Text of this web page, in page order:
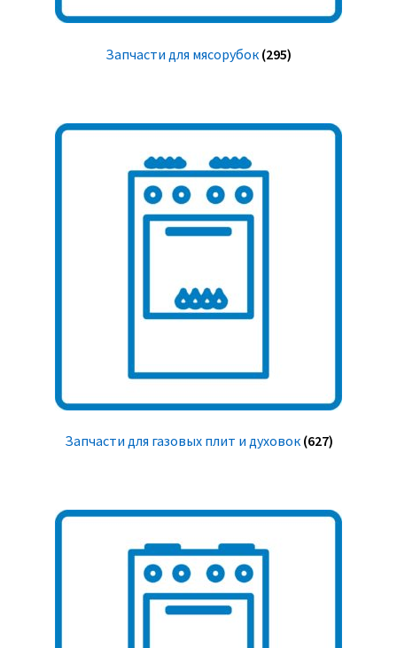
Запчасти для мясорубок (295)
Запчасти для газовых плит и духовок (627)